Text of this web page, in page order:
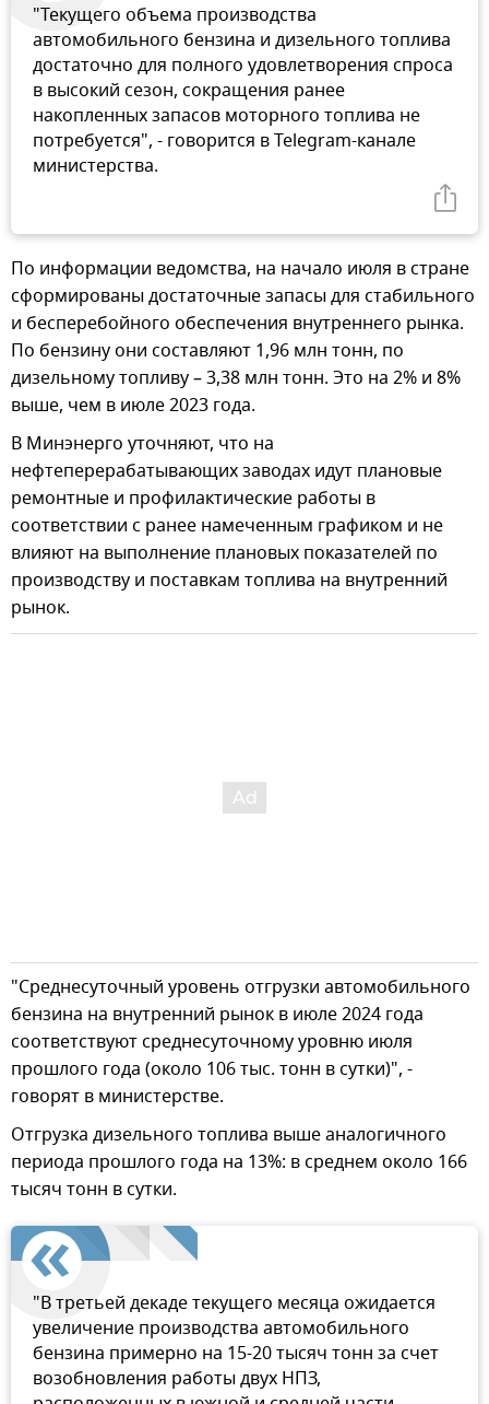
"Текущего объема производства
автомобильного бензина и дизельного топлива
достаточно для полного удовлетворения спроса
в высокий сезон, сокращения ранее
накопленных запасов моторного топлива не
потребуется", - говорится в Telegram-канале
министерства.
По информации ведомства, на начало июля в стране
сформированы достаточные запасы для стабильного
и бесперебойного обеспечения внутреннего рынка.
По бензину они составляют 1,96 млн тонн, по
дизельному топливу – 3,38 млн тонн. Это на 2% и 8%
выше, чем в июле 2023 года.
В Минэнерго уточняют, что на
нефтеперерабатывающих заводах идут плановые
ремонтные и профилактические работы в
соответствии с ранее намеченным графиком и не
влияют на выполнение плановых показателей по
производству и поставкам топлива на внутренний
рынок.
"Среднесуточный уровень отгрузки автомобильного
бензина на внутренний рынок в июле 2024 года
соответствуют среднесуточному уровню июля
прошлого года (около 106 тыс. тонн в сутки)", -
говорят в министерстве.
Отгрузка дизельного топлива выше аналогичного
периода прошлого года на 13%: в среднем около 166
тысяч тонн в сутки.
"В третьей декаде текущего месяца ожидается
увеличение производства автомобильного
бензина примерно на 15-20 тысяч тонн за счет
возобновления работы двух НПЗ,